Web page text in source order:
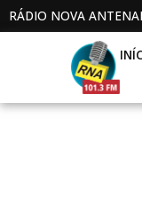
RÁDIO NOVA ANTENA